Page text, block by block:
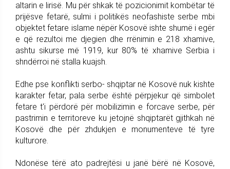
altarin e lirisë. Mu për shkak të pozicionimit kombëtar të
prijësve fetarë, sulmi i politikës neofashiste serbe mbi
objektet fetare islame nëpër Kosovë ishte shumë i egër
e që rezultoi me djegien dhe rrënimin e 218 xhamive,
ashtu sikurse më 1919, kur 80% të xhamive Serbia i
shndërroi në stalla kuajsh.
Edhe pse konflikti serbo- shqiptar në Kosovë nuk kishte
karakter fetar, pala serbe është përpjekur që simbolet
fetare t'i përdorë për mobilizimin e forcave serbe, për
pastrimin e territoreve ku jetojnë shqiptarët gjithkah në
Kosovë dhe për zhdukjen e monumenteve të tyre
kulturore.
Ndonëse tërë ato padrejtësi u janë bërë në Kosovë,